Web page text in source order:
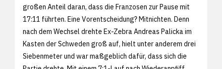
großen Anteil daran, dass die Franzosen zur Pause mit
17:11 führten. Eine Vorentscheidung? Mitnichten. Denn
nach dem Wechsel drehte Ex-Zebra Andreas Palicka im
Kasten der Schweden groß auf, hielt unter anderem drei
Siebenmeter und war maßgeblich dafür, dass sich die